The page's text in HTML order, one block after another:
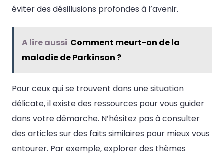
éviter des désillusions profondes à l’avenir.
A lire aussi Comment meurt-on de la
maladie de Parkinson ?
Pour ceux qui se trouvent dans une situation
délicate, il existe des ressources pour vous guider
dans votre démarche. N’hésitez pas à consulter
des articles sur des faits similaires pour mieux vous
entourer. Par exemple, explorer des thèmes